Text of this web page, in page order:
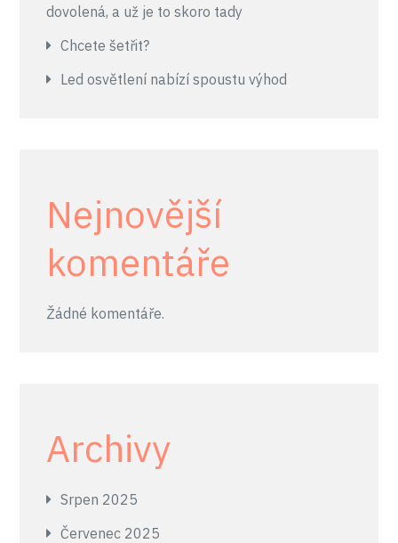
dovolená, a už je to skoro tady
Chcete šetřit?
Led osvětlení nabízí spoustu výhod
Nejnovější
komentáře
Žádné komentáře.
Archivy
Srpen 2025
Červenec 2025